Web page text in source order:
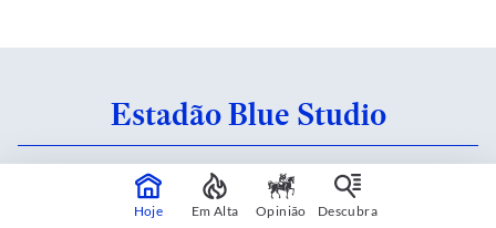
Estadão Blue Studio
Conteúdo criado em parceria com patrocinadores.
Saiba mais
Hoje Em Alta Opinião Descubra